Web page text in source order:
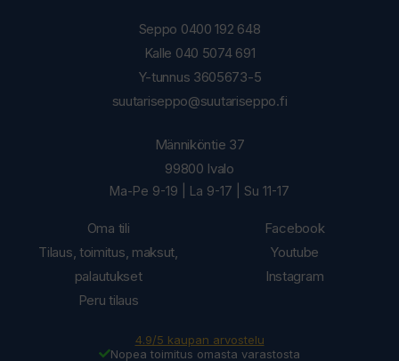
Seppo 0400 192 648
Kalle 040 5074 691
Y-tunnus 3605673-5
suutariseppo@suutariseppo.fi
Oma tili
Tilaus, toimitus, maksut,
palautukset
Peru tilaus
Männiköntie 37
99800 Ivalo
Ma-Pe 9-19 | La 9-17 | Su 11-17
Facebook
Youtube
Instagram
4.9/5 kaupan arvostelu
Nopea toimitus omasta varastosta